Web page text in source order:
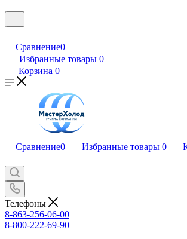
Сравнение0
Избранные товары 0
Корзина 0
Сравнение0 Избранные товары 0
Телефоны
8-863-256-06-00
8-800-222-69-90